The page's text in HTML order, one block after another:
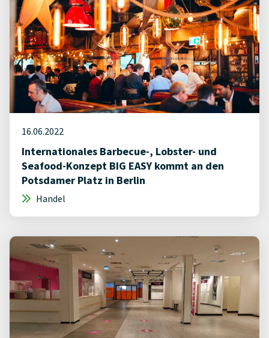
16.06.2022
Internationales Barbecue-, Lobster- und
Seafood-Konzept BIG EASY kommt an den
Potsdamer Platz in Berlin
Handel